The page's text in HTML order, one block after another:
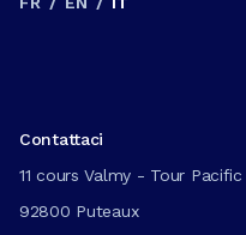
Contattaci
11 cours Valmy - Tour Pacific
92800 Puteaux